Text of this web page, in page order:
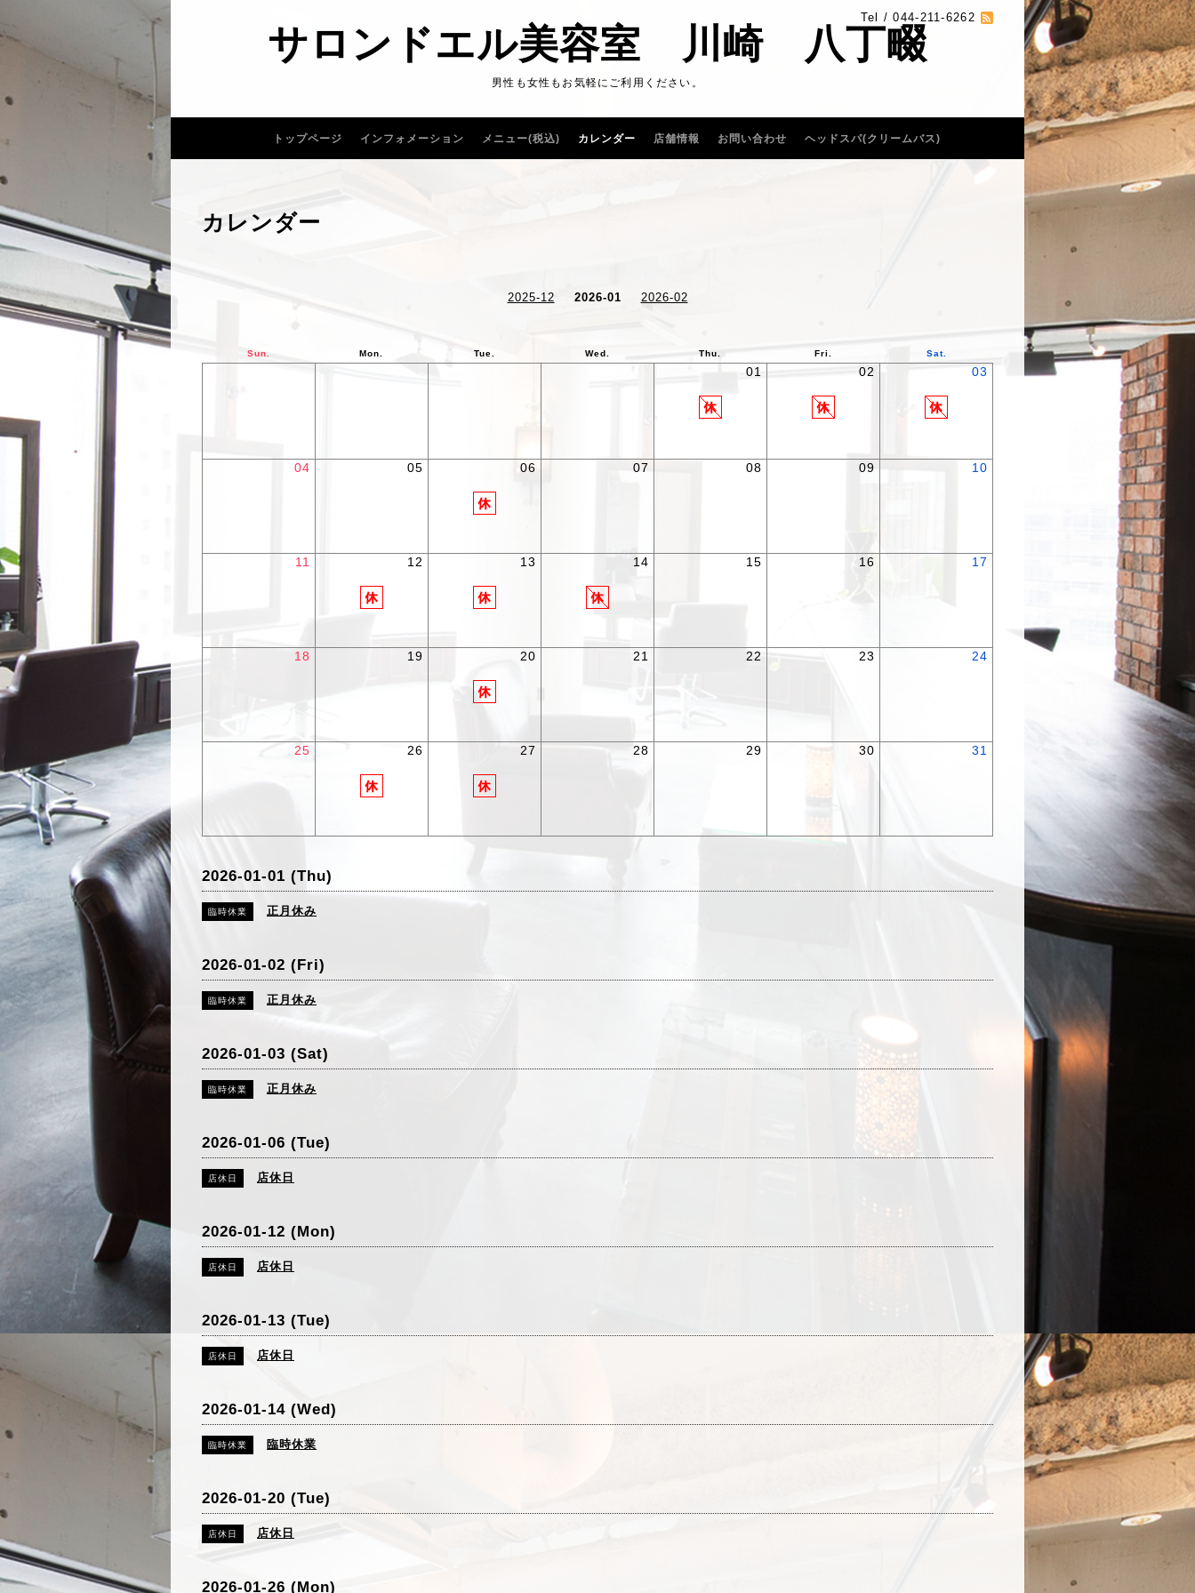
Tel / 044-211-6262
サロンドエル美容室 川崎 八丁畷
男性も女性もお気軽にご利用ください。
トップページ インフォメーション メニュー(税込) カレンダー 店舗情報 お問い合わせ ヘッドスパ(クリームバス)
カレンダー
2025-12 2026-01 2026-02
Sun. Mon. Tue. Wed. Thu. Fri. Sat.
01 02 03
04 05 06 07 08 09 10
11 12 13 14 15 16 17
18 19 20 21 22 23 24
25 26 27 28 29 30 31
2026-01-01 (Thu)
臨時休業 正月休み
2026-01-02 (Fri)
臨時休業 正月休み
2026-01-03 (Sat)
臨時休業 正月休み
2026-01-06 (Tue)
店休日 店休日
2026-01-12 (Mon)
店休日 店休日
2026-01-13 (Tue)
店休日 店休日
2026-01-14 (Wed)
臨時休業 臨時休業
2026-01-20 (Tue)
店休日 店休日
2026-01-26 (Mon)